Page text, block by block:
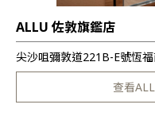
ALLU 佐敦旗鑑店
尖沙咀彌敦道221B-E號恆
查看